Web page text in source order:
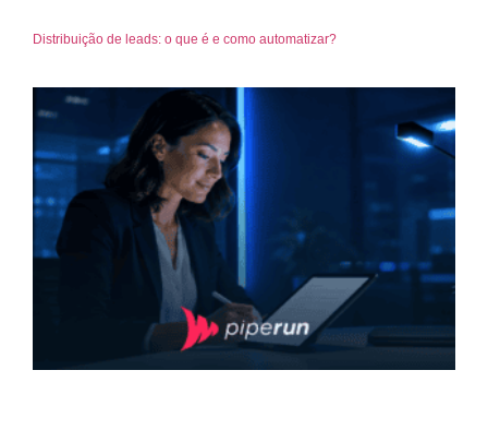
Distribuição de leads: o que é e como automatizar?